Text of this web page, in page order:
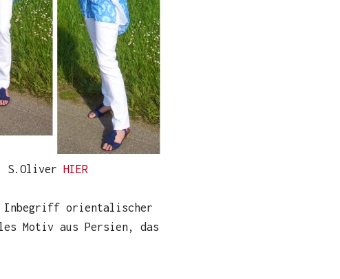
S.Oliver HIER
Inbegriff orientalischer
Motiv aus Persien, das